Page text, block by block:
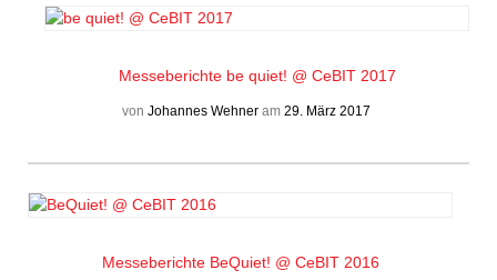
Messeberichte be quiet! @ CeBIT 2017
von Johannes Wehneram 29. März 2017
Messeberichte BeQuiet! @ CeBIT 2016